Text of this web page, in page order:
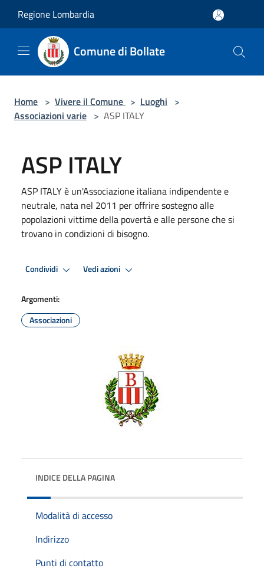
Regione Lombardia
Comune di Bollate
Home > Vivere il Comune > Luoghi >
Associazioni varie > ASP ITALY
ASP ITALY
ASP ITALY è un'Associazione italiana indipendente e
neutrale, nata nel 2011 per offrire sostegno alle
popolazioni vittime della povertà e alle persone che si
trovano in condizioni di bisogno.
Condividi Vedi azioni
Argomenti:
Associazioni
INDICE DELLA PAGINA
Modalità di accesso
Indirizzo
Punti di contatto